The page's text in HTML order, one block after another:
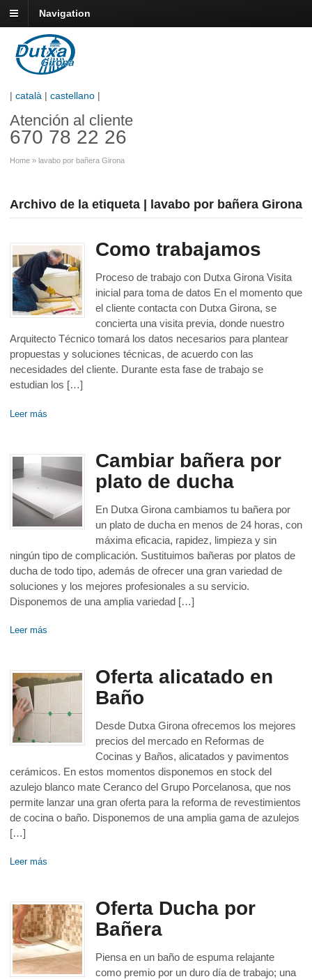
Navigation
| català | castellano |
Atención al cliente
670 78 22 26
Home » lavabo por bañera Girona
Archivo de la etiqueta | lavabo por bañera Girona
Como trabajamos
Proceso de trabajo con Dutxa Girona Visita
inicial para toma de datos En el momento que
el cliente contacta con Dutxa Girona, se
concierta una visita previa, donde nuestro
Arquitecto Técnico tomará los datos necesarios para plantear
propuestas y soluciones técnicas, de acuerdo con las
necesidades del cliente. Durante esta fase de trabajo se
estudian los […]
Leer más
Cambiar bañera por
plato de ducha
En Dutxa Girona cambiamos tu bañera por
un plato de ducha en menos de 24 horas, con
máxima eficacia, rapidez, limpieza y sin
ningún tipo de complicación. Sustituimos bañeras por platos de
ducha de todo tipo, además de ofrecer una gran variedad de
soluciones y los mejores profesionales a su servicio.
Disponemos de una amplia variedad […]
Leer más
Oferta alicatado en
Baño
Desde Dutxa Girona ofrecemos los mejores
precios del mercado en Reformas de
Cocinas y Baños, alicatados y pavimentos
cerámicos. En estos momentos disponemos en stock del
azulejo blanco mate Ceranco del Grupo Porcelanosa, que nos
permite lanzar una gran oferta para la reforma de revestimientos
de cocina o baño. Disponemos de una amplia gama de azulejos
[…]
Leer más
Oferta Ducha por
Bañera
Piensa en un baño de espuma relajante
como premio por un duro día de trabajo; una